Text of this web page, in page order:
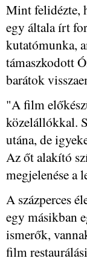
Mint felidézte,
egy általa írt
kutatómunka,
támaszkodott
barátok
"A film
közelállókkal.
utána, de
Az őt alakító
megjelenése a
A százperces
egy másikban
ismerők,
film